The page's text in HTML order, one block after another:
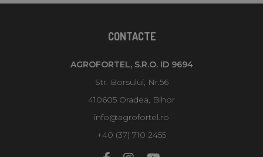
CONTACTE
AGROFORTEL, S.R.O. ID 9694
Str. Borsului, Nr.56
410605 Oradea, Bihor
info@agrofortel.ro
+40 (37) 710 2455